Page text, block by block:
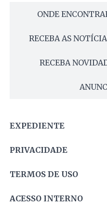
ONDE
RECEBA AS
RECEBA
EXPEDIENTE
PRIVACIDADE
TERMOS DE USO
ACESSO INTERNO